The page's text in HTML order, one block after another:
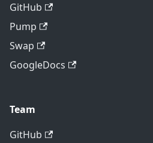
GitHub
Pump
Swap
GoogleDocs
Team
GitHub